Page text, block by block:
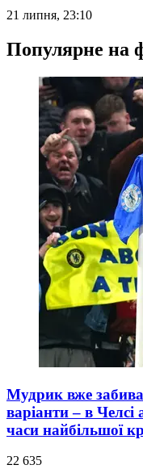
21 липня, 23:10
Популярне на
Мудрик вже
варіанти – в
часи найбільшої
22 635